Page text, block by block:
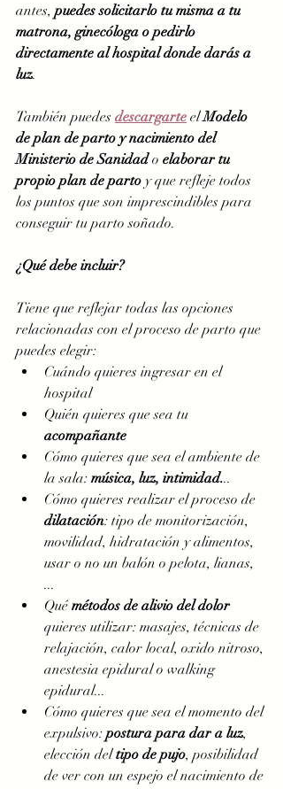
antes, puedes solicitarlo tu misma a tu
matrona, ginecóloga o pedirlo
directamente al hospital donde darás a
luz.
También puedes descargarte el Modelo
de plan de parto y nacimiento del
Ministerio de Sanidad o elaborar tu
propio plan de parto y que refleje todos
los puntos que son imprescindibles para
conseguir tu parto soñado.
¿Qué debe incluir?
Tiene que reflejar todas las opciones
relacionadas con el proceso de parto que
puedes elegir:
Cuándo quieres ingresar en el
hospital
Quién quieres que sea tu
acompañante
Cómo quieres que sea el ambiente de
la sala: música, luz, intimidad...
Cómo quieres realizar el proceso de
dilatación: tipo de monitorización,
movilidad, hidratación y alimentos,
usar o no un balón o pelota, lianas,
...
Qué métodos de alivio del dolor
quieres utilizar: masajes, técnicas de
relajación, calor local, oxido nitroso,
anestesia epidural o walking
epidural...
Cómo quieres que sea el momento del
expulsivo: postura para dar a luz,
elección del tipo de pujo, posibilidad
de ver con un espejo el nacimiento de